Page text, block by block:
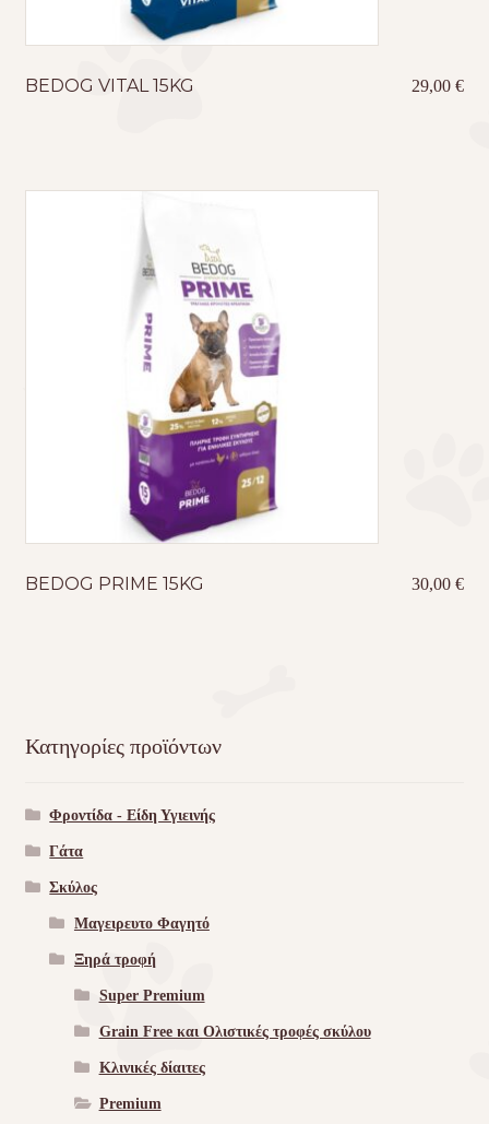
BEDOG VITAL 15KG 29,00€
BEDOG PRIME 15KG 30,00€
Κατηγορίες προϊόντων
Φροντίδα - Είδη Υγιεινής
Γάτα
Σκύλος
Μαγειρευτο Φαγητό
Ξηρά τροφή
Super Premium
Grain Free και Ολιστικές τροφές σκύλου
Κλινικές δίαιτες
Premium